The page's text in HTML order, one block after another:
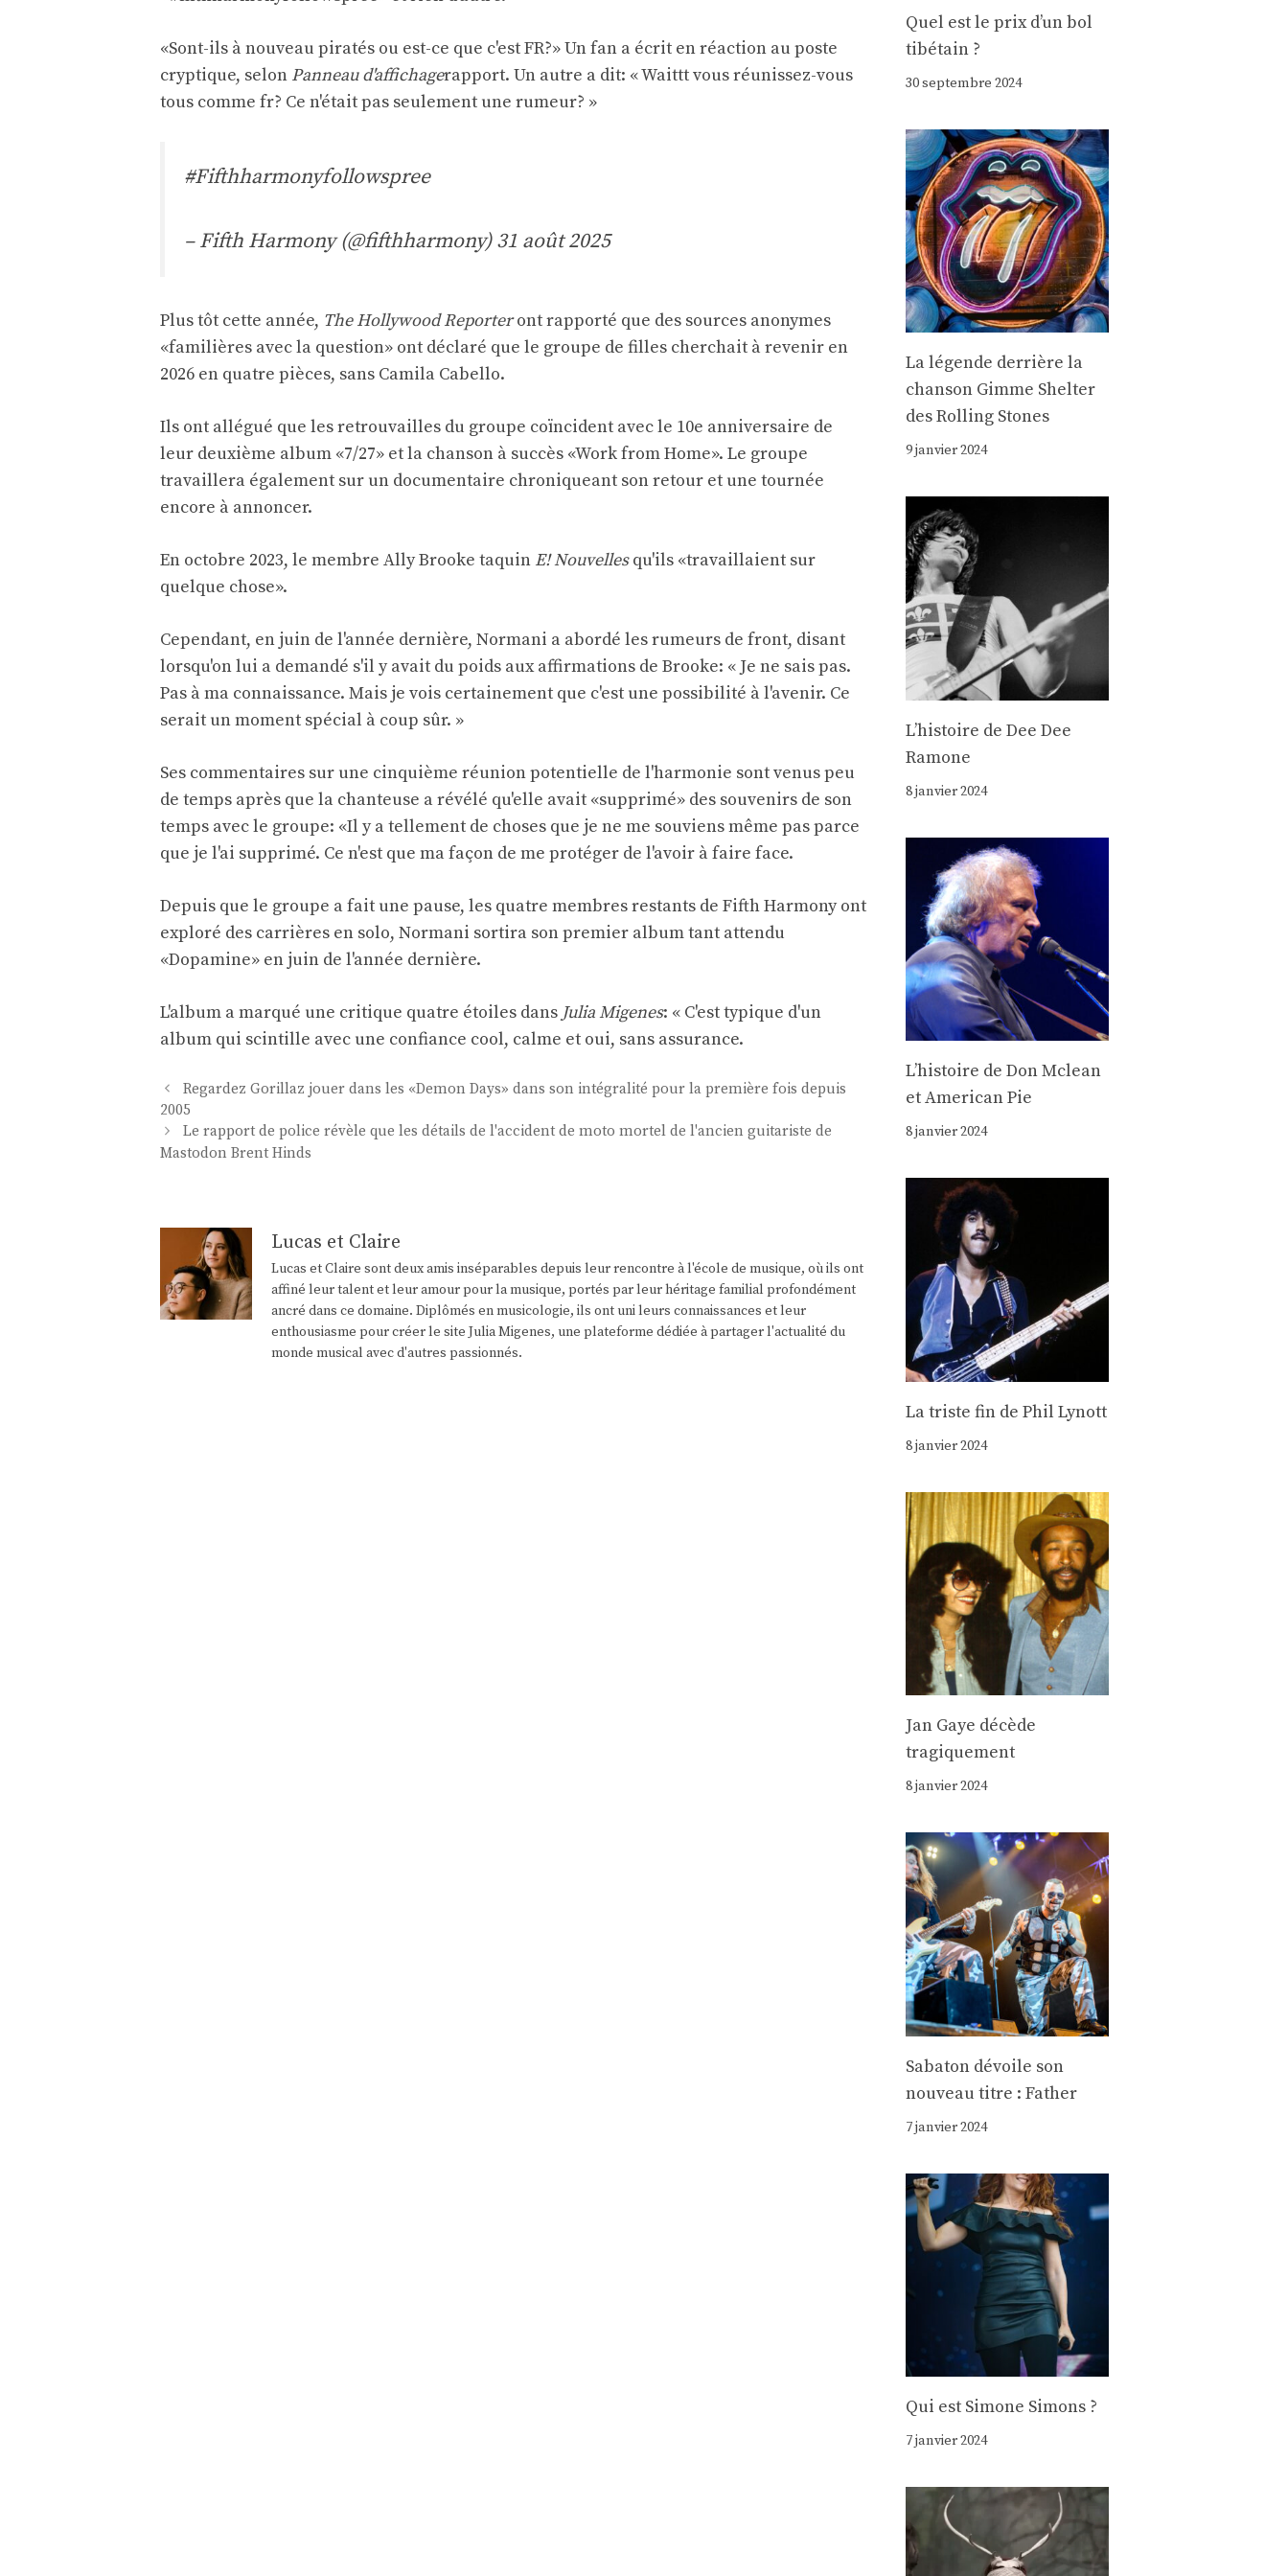
«Sont-ils à nouveau piratés ou est-ce que c'est FR?» Un fan a écrit en réaction au poste
cryptique, selon Panneau d'affichagerapport. Un autre a dit: « Waittt vous réunissez-vous
tous comme fr? Ce n'était pas seulement une rumeur? »
#Fifthharmonyfollowspree
– Fifth Harmony (@fifthharmony)31 août 2025
Plus tôt cette année, The Hollywood Reporteront rapporté que des sources anonymes
«familières avec la question» ont déclaré que le groupe de filles cherchait à revenir en
2026 en quatre pièces, sans Camila Cabello.
Ils ont allégué que les retrouvailles du groupe coïncident avec le 10e anniversaire de
leur deuxième album «7/27» et la chanson à succès «Work from Home». Le groupe
travaillera également sur un documentaire chroniqueant son retour et une tournée
encore à annoncer.
En octobre 2023, le membre Ally Brooke taquin E! Nouvellesqu'ils «travaillaient sur
quelque chose».
Cependant, en juin de l'année dernière, Normani a abordé les rumeurs de front, disant
lorsqu'on lui a demandé s'il y avait du poids aux affirmations de Brooke: « Je ne sais pas.
Pas à ma connaissance. Mais je vois certainement que c'est une possibilité à l'avenir. Ce
serait un moment spécial à coup sûr. »
Ses commentaires sur une cinquième réunion potentielle de l'harmonie sont venus peu
de temps après que la chanteuse a révélé qu'elle avait «supprimé» des souvenirs de son
temps avec le groupe: «Il y a tellement de choses que je ne me souviens même pas parce
que je l'ai supprimé. Ce n'est que ma façon de me protéger de l'avoir à faire face.
Depuis que le groupe a fait une pause, les quatre membres restants de Fifth Harmony ont
exploré des carrières en solo, Normani sortira son premier album tant attendu
«Dopamine» en juin de l'année dernière.
L'album a marqué une critique quatre étoiles dans Julia Migenes: « C'est typique d'un
album qui scintille avec une confiance cool, calme et oui, sans assurance.
Navigation
des
articles
Regardez Gorillaz jouer dans les «Demon Days» dans son intégralité pour la première fois depuis
2005
Le rapport de police révèle que les détails de l'accident de moto mortel de l'ancien guitariste de
Mastodon Brent Hinds
Lucas et Claire
Lucas et Claire sont deux amis inséparables depuis leur rencontre à l'école de musique, où ils ont
affiné leur talent et leur amour pour la musique, portés par leur héritage familial profondément
ancré dans ce domaine. Diplômés en musicologie, ils ont uni leurs connaissances et leur
enthousiasme pour créer le site Julia Migenes, une plateforme dédiée à partager l'actualité du
monde musical avec d'autres passionnés.
Quel est le prix d’un bol
tibétain ?
30 septembre 2024
La légende derrière la
chanson Gimme Shelter
des Rolling Stones
9 janvier 2024
Lʼhistoire de Dee Dee
Ramone
8 janvier 2024
Lʼhistoire de Don Mclean
et American Pie
8 janvier 2024
La triste fin de Phil Lynott
8 janvier 2024
Jan Gaye décède
tragiquement
8 janvier 2024
Sabaton dévoile son
nouveau titre : Father
7 janvier 2024
Qui est Simone Simons ?
7 janvier 2024